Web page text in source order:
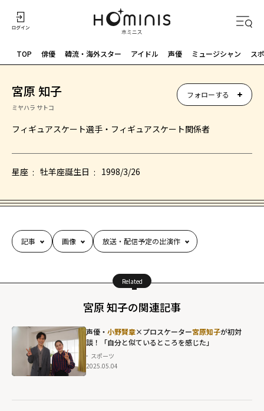
TOP 俳優 韓流・海外スター アイドル 声優 ミュージシャン ス
宮原 知子
ミヤハラ サトコ
フィギュアスケート選手・フィギュアスケート関係者
フォローする
星座 牡羊座誕生日 1998/3/26
記事 画像 放送・配信予定の出演作
Related
宮原 知子の関連記事
声優・ 小野賢章×プロスケーター宮原知子が初対
談！「自分と似ているところを感じた」
スポーツ
2025.05.04